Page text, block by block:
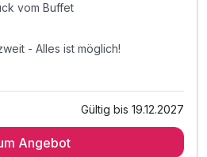
vom Buffet
- Alles ist möglich!
Gültig bis 19.12.2027
Angebot